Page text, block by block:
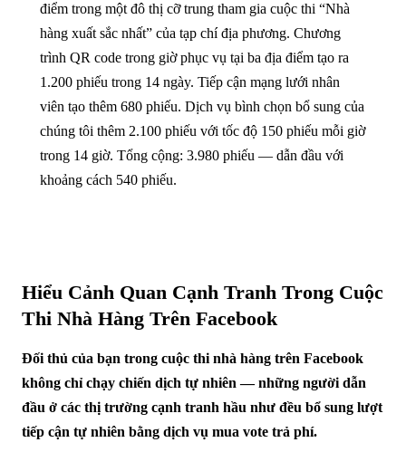
điểm trong một đô thị cỡ trung tham gia cuộc thi “Nhà
hàng xuất sắc nhất” của tạp chí địa phương. Chương
trình QR code trong giờ phục vụ tại ba địa điểm tạo ra
1.200 phiếu trong 14 ngày. Tiếp cận mạng lưới nhân
viên tạo thêm 680 phiếu. Dịch vụ bình chọn bổ sung của
chúng tôi thêm 2.100 phiếu với tốc độ 150 phiếu mỗi giờ
trong 14 giờ. Tổng cộng: 3.980 phiếu — dẫn đầu với
khoảng cách 540 phiếu.
Hiểu Cảnh Quan Cạnh Tranh Trong Cuộc
Thi Nhà Hàng Trên Facebook
Đối thủ của bạn trong cuộc thi nhà hàng trên Facebook
không chỉ chạy chiến dịch tự nhiên — những người dẫn
đầu ở các thị trường cạnh tranh hầu như đều bổ sung lượt
tiếp cận tự nhiên bằng dịch vụ mua vote trả phí.